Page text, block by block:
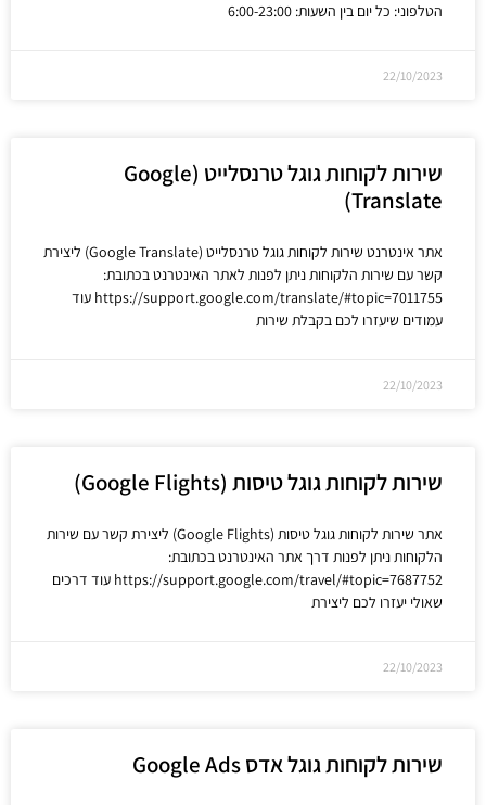
הטלפוני: כל יום בין השעות: 6:00-23:00
22/10/2023
שירות לקוחות גוגל טרנסלייט (Google
Translate)
אתר אינטרנט שירות לקוחות גוגל טרנסלייט (Google Translate) ליצירת
קשר עם שירות הלקוחות ניתן לפנות לאתר האינטרנט בכתובת:
https://support.google.com/translate/#topic=7011755 עוד
עמודים שיעזרו לכם בקבלת שירות
22/10/2023
שירות לקוחות גוגל טיסות (Google Flights)
אתר שירות לקוחות גוגל טיסות (Google Flights) ליצירת קשר עם שירות
הלקוחות ניתן לפנות דרך אתר האינטרנט בכתובת:
https://support.google.com/travel/#topic=7687752 עוד דרכים
שאולי יעזרו לכם ליצירת
22/10/2023
שירות לקוחות גוגל אדס Google Ads